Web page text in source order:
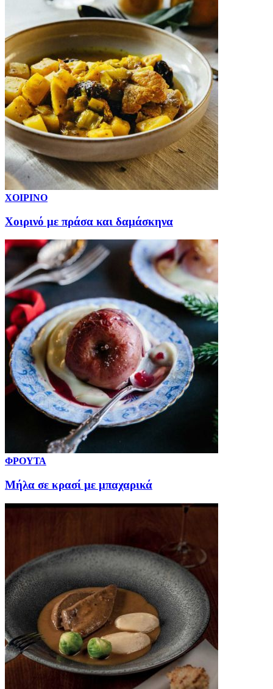
ΧΟΙΡΙΝΟ
Χοιρινό με πράσα και δαμάσκηνα
ΦΡΟΥΤΑ
Μήλα σε κρασί με μπαχαρικά